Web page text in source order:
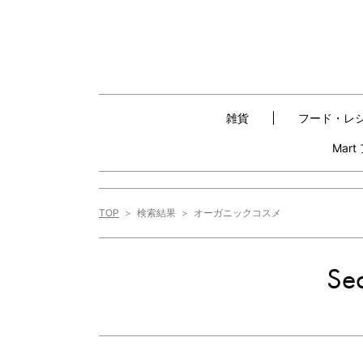
雑貨 フード・レ
Mart
TOP 検索結果 オーガニックコスメ